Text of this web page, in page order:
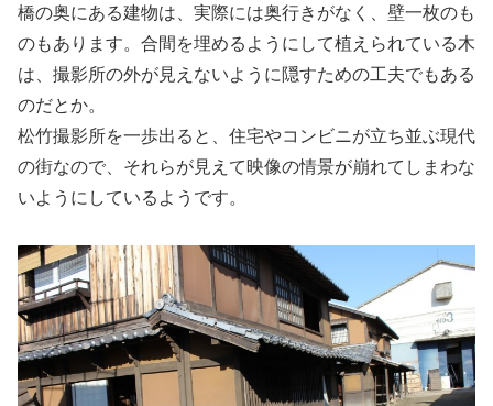
橋の奥にある建物は、実際には奥行きがなく、壁一枚のも
のもあります。合間を埋めるようにして植えられている木
は、撮影所の外が見えないように隠すための工夫でもある
のだとか。
松竹撮影所を一歩出ると、住宅やコンビニが立ち並ぶ現代
の街なので、それらが見えて映像の情景が崩れてしまわな
いようにしているようです。